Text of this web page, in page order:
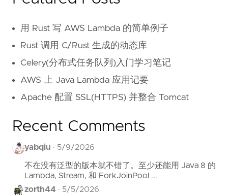
用 Rust 写 AWS Lambda 的简单例子
Rust 调用 C/Rust 生成的动态库
Celery(分布式任务队列)入门学习笔记
AWS 上 Java Lambda 应用记要
Apache 配置 SSL(HTTPS) 并整合 Tomcat
Recent Comments
yabqiu · 5/9/2026
不在没有泛型的版本就不错了。至少还能用 Java 8 的
Lambda, Stream, 和 ForkJoinPool ...
zorth44 · 5/5/2026